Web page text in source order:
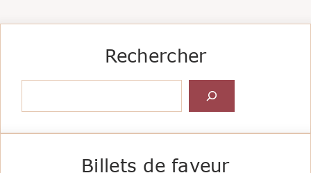
Rechercher
Billets de faveur